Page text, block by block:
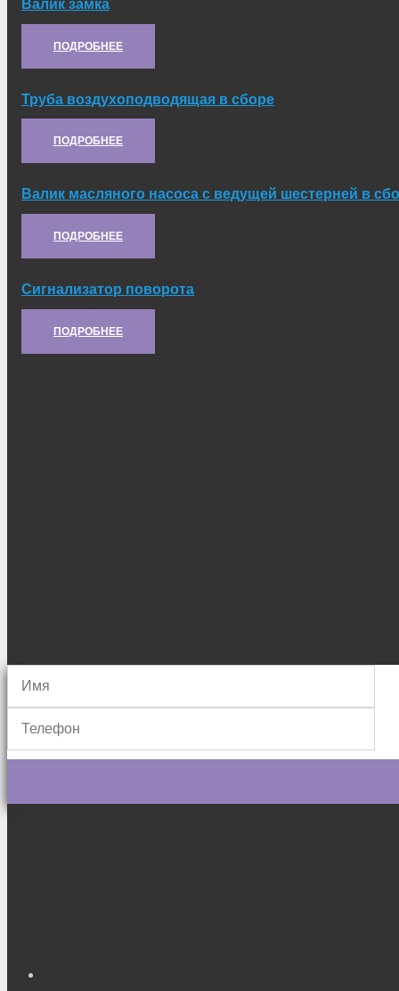
Валик замка
Артикул:5.21.157
ПОДРОБНЕЕ
Труба воздухоподводящая в сборе
Артикул:21.05.027-1
ПОДРОБНЕЕ
Валик масляного насоса с ведущей шестерней в
Артикул:21.10.075
ПОДРОБНЕЕ
Сигнализатор поворота
Артикул:21С.50.288
ПОДРОБНЕЕ